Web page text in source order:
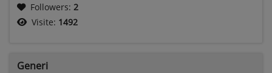
Followers: 2
Visite: 1492
Generi